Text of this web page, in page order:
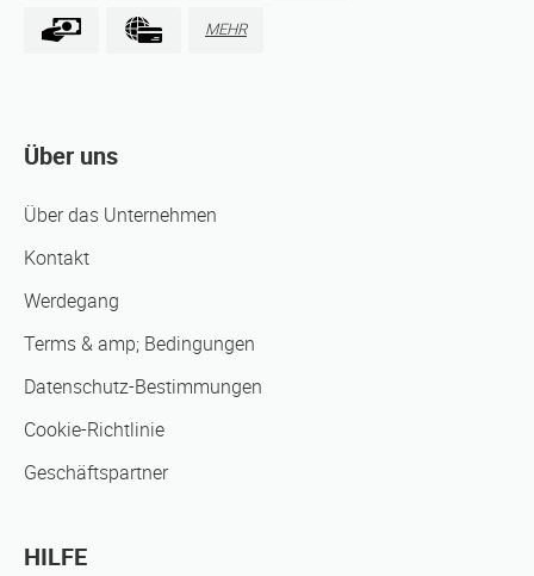
MEHR
Über uns
Über das Unternehmen
Kontakt
Werdegang
Terms & amp; Bedingungen
Datenschutz-Bestimmungen
Cookie-Richtlinie
Geschäftspartner
HILFE